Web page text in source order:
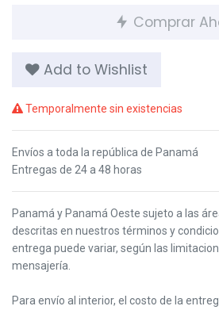
Comprar
Add to Wishlist
Temporalmente sin existencias
Envíos a toda la república de Panamá
Entregas de 24 a 48 horas
Panamá y Panamá Oeste sujeto a las
descritas en nuestros términos y
entrega puede variar, según las
mensajería.
Para envío al interior, el costo de la